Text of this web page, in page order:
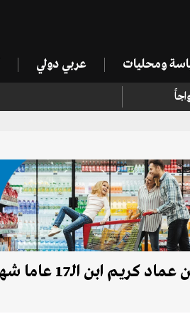
ومحليات عربي دولي
عاما شهيد الغارة الإسرائيلية على دير سريان